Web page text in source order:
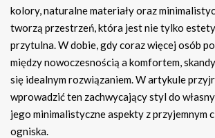
kolory, naturalne materiały oraz
tworzą przestrzeń, która jest nie tylko
przytulna. W dobie, gdy coraz więcej osób
między nowoczesnością a komfortem,
się idealnym rozwiązaniem. W artykule
wprowadzić ten zachwycający styl do
jego minimalistyczne aspekty z przyjemnym
ogniska.